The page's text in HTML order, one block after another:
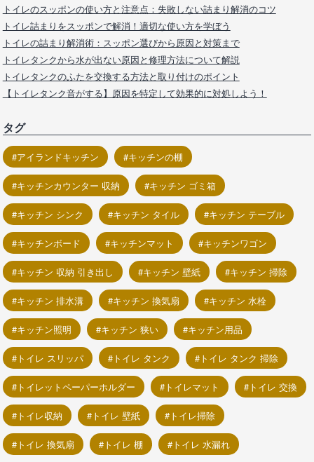
トイレのスッポンの使い方と注意点：失敗しない詰まり解消のコツ
トイレ詰まりをスッポンで解消！適切な使い方を学ぼう
トイレの詰まり解消術：スッポン選びから原因と対策まで
トイレタンクから水が出ない原因と修理方法について解説
トイレタンクのふたを交換する方法と取り付けのポイント
【トイレタンク音がする】原因を特定して効果的に対処しよう！
タグ
アイランドキッチン キッチンの棚
キッチンカウンター 収納 キッチン ゴミ箱
キッチン シンク キッチン タイル キッチン テーブル
キッチンボード キッチンマット キッチンワゴン
キッチン 収納 引き出し キッチン 壁紙 キッチン 掃除
キッチン 排水溝 キッチン 換気扇 キッチン 水栓
キッチン照明 キッチン 狭い キッチン用品
トイレ スリッパ トイレ タンク トイレ タンク 掃除
トイレットペーパーホルダー トイレマット トイレ 交換
トイレ収納 トイレ 壁紙 トイレ掃除
トイレ 換気扇 トイレ 棚 トイレ 水漏れ